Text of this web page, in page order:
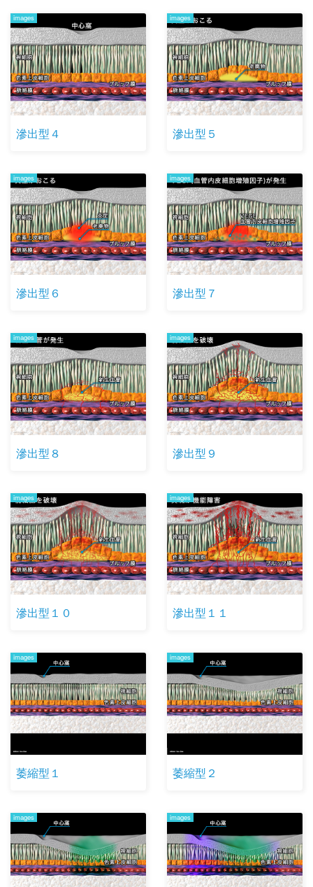
images
滲出型４
images
滲出型５
images
滲出型６
images
滲出型７
images
滲出型８
images
滲出型９
images
滲出型１０
images
滲出型１１
images
萎縮型１
images
萎縮型２
images images